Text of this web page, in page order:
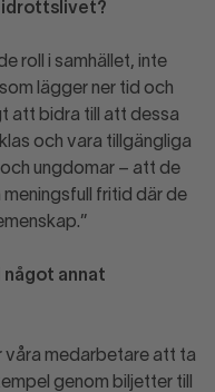
idrottslivet?
roll i samhället, inte
lägger ner tid och
att bidra till att dessa
och vara tillgängliga
ungdomar – att de
fritid där de
något annat
våra medarbetare att ta
genom biljetter till